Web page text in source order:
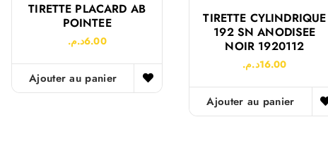
TIRETTE PLACARD AB
POINTEE
6.00د.م.
Ajouter au panier
TIRETTE CYLINDRIQUE
192 SN ANODISEE
NOIR 1920112
16.00د.م.
Ajouter au panier